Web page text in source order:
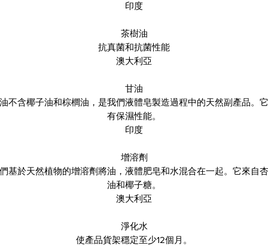
印度
茶樹油
抗真菌和抗菌性能
澳大利亞
甘油
不含椰子油和棕櫚油，是我們液體皂製造過程中的天然副產品。
有保濕性能。
印度
增溶劑
基於天然植物的增溶劑將油，液體肥皂和水混合在一起。它來自
油和椰子糖。
澳大利亞
淨化水
使產品貨架穩定至少12個月。